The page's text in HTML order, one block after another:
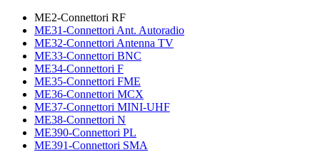
ME2-Connettori RF
ME31-Connettori Ant. Autoradio
ME32-Connettori Antenna TV
ME33-Connettori BNC
ME34-Connettori F
ME35-Connettori FME
ME36-Connettori MCX
ME37-Connettori MINI-UHF
ME38-Connettori N
ME390-Connettori PL
ME391-Connettori SMA